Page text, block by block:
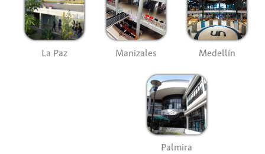
La Paz Manizales Medellín
Palmira